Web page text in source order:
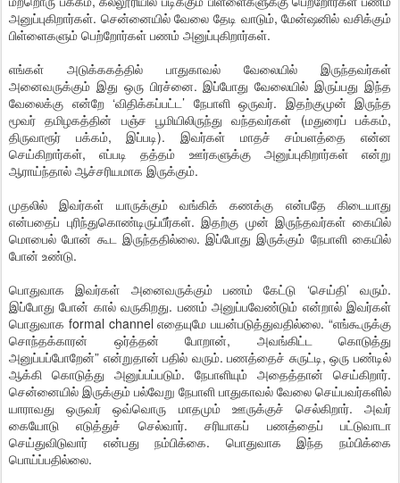
அனுப்புகிறார்கள். சென்னையில் வேலை தேடி வாடும், மேன்ஷனில் வசிக்கும்
பிள்ளைகளும் பெற்றோர்கள் பணம் அனுப்புகிறார்கள்.
எங்கள் அடுக்ககத்தில் பாதுகாவல் வேலையில் இருந்தவர்கள்
அனைவருக்கும் இது ஒரு பிரச்னை. இப்போது வேலையில் இருப்பது இந்த
வேலைக்கு என்றே ‘விதிக்கப்பட்ட’ நேபாளி ஒருவர். இதற்குமுன் இருந்த
மூவர் தமிழகத்தின் பஞ்ச பூமியிலிருந்து வந்தவர்கள் (மதுரைப் பக்கம்,
திருவாரூர் பக்கம், இப்படி). இவர்கள் மாதச் சம்பளத்தை என்ன
செய்கிறார்கள், எப்படி தத்தம் ஊர்களுக்கு அனுப்புகிறார்கள் என்று
ஆராய்ந்தால் ஆச்சரியமாக இருக்கும்.
முதலில் இவர்கள் யாருக்கும் வங்கிக் கணக்கு என்பதே கிடையாது
என்பதைப் புரிந்துகொண்டிருப்பீர்கள். இதற்கு முன் இருந்தவர்கள் கையில்
மொபைல் போன் கூட இருந்ததில்லை. இப்போது இருக்கும் நேபாளி கையில்
போன் உண்டு.
பொதுவாக இவர்கள் அனைவருக்கும் பணம் கேட்டு ‘செய்தி’ வரும்.
இப்போது போன் கால் வருகிறது. பணம் அனுப்பவேண்டும் என்றால் இவர்கள்
பொதுவாக formal channel எதையுமே பயன்படுத்துவதில்லை. “எங்கூருக்கு
சொந்தக்காரன் ஒர்த்தன் போறான், அவங்கிட்ட கொடுத்து
அனுப்பப்போறேன்” என்றுதான் பதில் வரும். பணத்தைச் சுருட்டி, ஒரு பண்டில்
ஆக்கி கொடுத்து அனுப்பப்படும். நேபாளியும் அதைத்தான் செய்கிறார்.
சென்னையில் இருக்கும் பல்வேறு நேபாளி பாதுகாவல் வேலை செய்பவர்களில்
யாராவது ஒருவர் ஒவ்வொரு மாதமும் ஊருக்குச் செல்கிறார். அவர்
கையோடு எடுத்துச் செல்வார். சரியாகப் பணத்தைப் பட்டுவாடா
செய்துவிடுவார் என்பது நம்பிக்கை. பொதுவாக இந்த நம்பிக்கை
பொய்ப்பதில்லை.